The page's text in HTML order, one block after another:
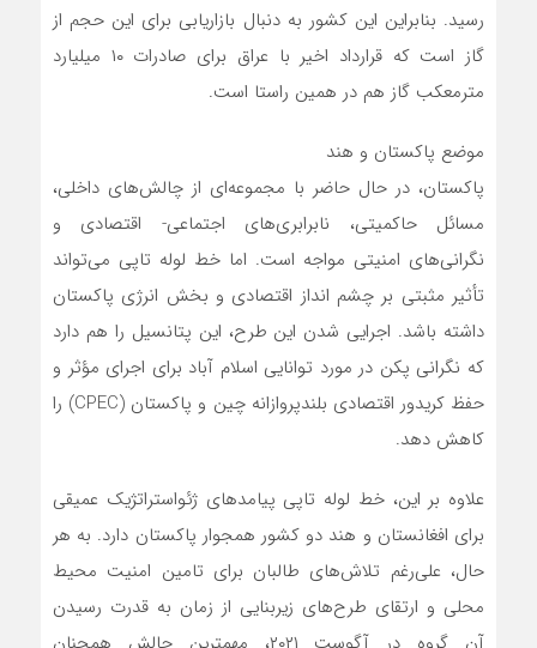
رسید. بنابراین این کشور به دنبال بازاریابی برای این حجم از
گاز است که قرارداد اخیر با عراق برای صادرات ۱۰ میلیارد
مترمعکب گاز هم در همین راستا است.
موضع پاکستان و هند
پاکستان، در حال حاضر با مجموعه‌ای از چالش‌های داخلی،
مسائل حاکمیتی، نابرابری‌های اجتماعی- اقتصادی و
نگرانی‌های امنیتی مواجه است. اما خط لوله تاپی می‌تواند
تأثیر مثبتی بر چشم انداز اقتصادی و بخش انرژی پاکستان
داشته باشد. اجرایی شدن این طرح، این پتانسیل را هم دارد
که نگرانی پکن در مورد توانایی اسلام آباد برای اجرای مؤثر و
حفظ کریدور اقتصادی بلندپروازانه چین و پاکستان (CPEC) را
کاهش دهد.
علاوه بر این، خط لوله تاپی پیامدهای ژئواستراتژیک عمیقی
برای افغانستان و هند دو کشور همجوار پاکستان دارد. به هر
حال، علی‌رغم تلاش‌های طالبان برای تامین امنیت محیط
محلی و ارتقای طرح‌های زیربنایی از زمان به قدرت رسیدن